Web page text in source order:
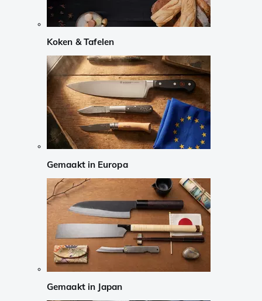
Koken & Tafelen
Gemaakt in Europa
Gemaakt in Japan